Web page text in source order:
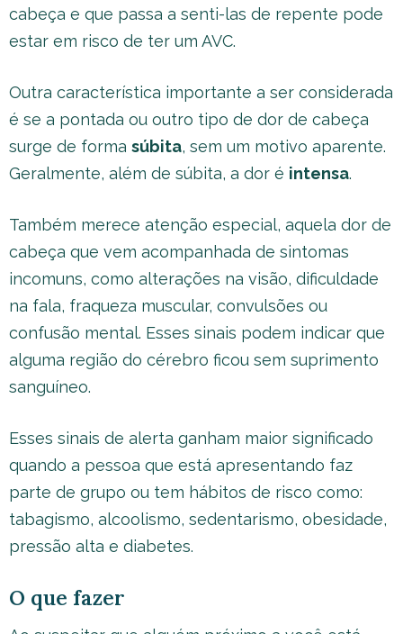
cabeça e que passa a senti-las de repente pode
estar em risco de ter um AVC.
Outra característica importante a ser considerada
é se a pontada ou outro tipo de dor de cabeça
surge de forma súbita, sem um motivo aparente.
Geralmente, além de súbita, a dor é intensa.
Também merece atenção especial, aquela dor de
cabeça que vem acompanhada de sintomas
incomuns, como alterações na visão, dificuldade
na fala, fraqueza muscular, convulsões ou
confusão mental. Esses sinais podem indicar que
alguma região do cérebro ficou sem suprimento
sanguíneo.
Esses sinais de alerta ganham maior significado
quando a pessoa que está apresentando faz
parte de grupo ou tem hábitos de risco como:
tabagismo, alcoolismo, sedentarismo, obesidade,
pressão alta e diabetes.
O que fazer